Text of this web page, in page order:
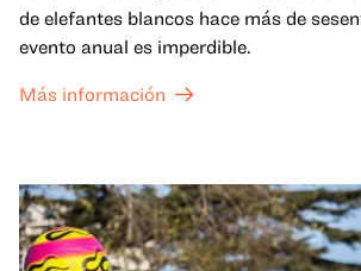
de elefantes blancos hace más de
evento anual es imperdible.
Más información